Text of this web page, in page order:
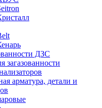
ДЗС
загазованности
арматура, детали и